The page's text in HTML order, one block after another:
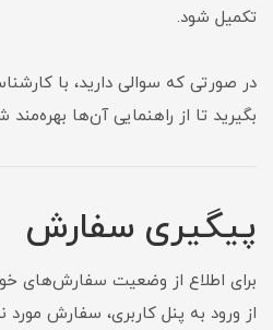
تکمیل شود.
در صورتی که سوالی دارید، با
بگیرید تا از راهنمایی آن‌ها بهره‌مند
پیگیری سفارش
برای اطلاع از وضعیت سفارش‌های
از ورود به پنل کاربری، سفارش مورد